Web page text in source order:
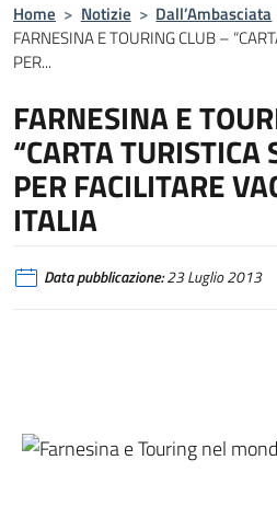
Home > Notizie > Dall’Ambasciata
FARNESINA E TOURING CLUB –
PER...
FARNESINA E
“CARTA TURISTICA
PER FACILITARE
ITALIA
Data pubblicazione:23 Luglio 2013